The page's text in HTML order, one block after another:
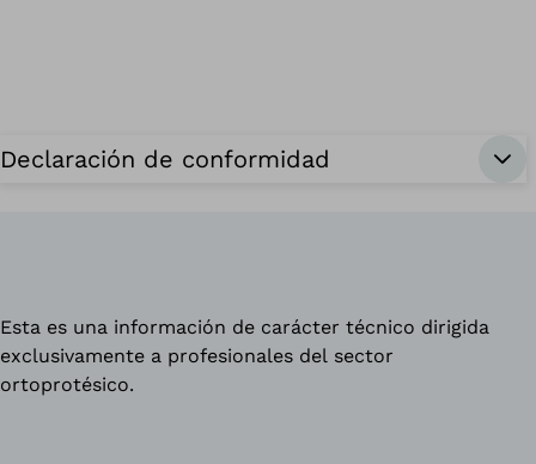
Declaración de conformidad
Esta es una información de carácter técnico dirigida
exclusivamente a profesionales del sector
ortoprotésico.